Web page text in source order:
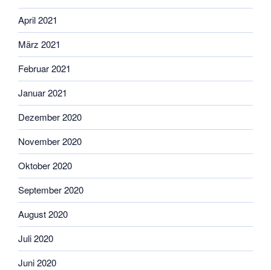
April 2021
März 2021
Februar 2021
Januar 2021
Dezember 2020
November 2020
Oktober 2020
September 2020
August 2020
Juli 2020
Juni 2020